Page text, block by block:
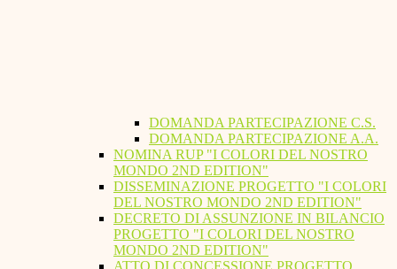
DOMANDA PARTECIPAZIONE C.S.
DOMANDA PARTECIPAZIONE A.A.
NOMINA RUP "I COLORI DEL NOSTRO
MONDO 2ND EDITION"
DISSEMINAZIONE PROGETTO "I COLORI
DEL NOSTRO MONDO 2ND EDITION"
DECRETO DI ASSUNZIONE IN BILANCIO
PROGETTO "I COLORI DEL NOSTRO
MONDO 2ND EDITION"